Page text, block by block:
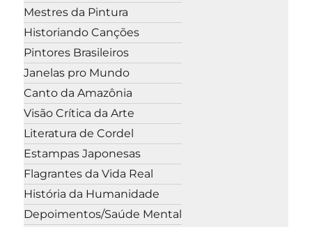
Mestres da Pintura
Historiando Canções
Pintores Brasileiros
Janelas pro Mundo
Canto da Amazônia
Visão Crítica da Arte
Literatura de Cordel
Estampas Japonesas
Flagrantes da Vida Real
História da Humanidade
Depoimentos/Saúde Mental